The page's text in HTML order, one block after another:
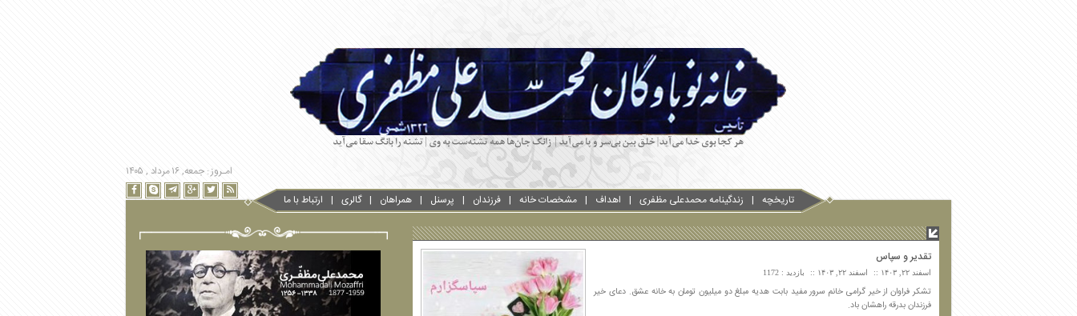
امـروز : جمعه, ۱۶ مرداد , ۱۴۰۵
تاریخچه
زندگینامه محمدعلی مظفری اهداف مشخصات خانه فرزندان پرسنل همراهان گالری ارتباط با ما
تقدیر و سپاس
اسفند ۲۲, ۱۴۰۳ اسفند ۲۲, ۱۴۰۳ بازدید : 1172
تشکر فراوان از خیر گرامی خانم سرور مفید بابت هدیه مبلغ دو میلیون تومان به خانه عشق. دعای خیر
فرزندان بدرقه راهشان باد.